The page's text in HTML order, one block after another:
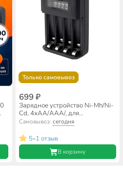
Только самовывоз
699 ₽
Зарядное устройство Ni-Mh/Ni-
Cd, 4хАА/ААА/, для
аккумуляторов, ФАZА, CNA-
Самовывоз: сегодня
5•1 отзыв
В корзину